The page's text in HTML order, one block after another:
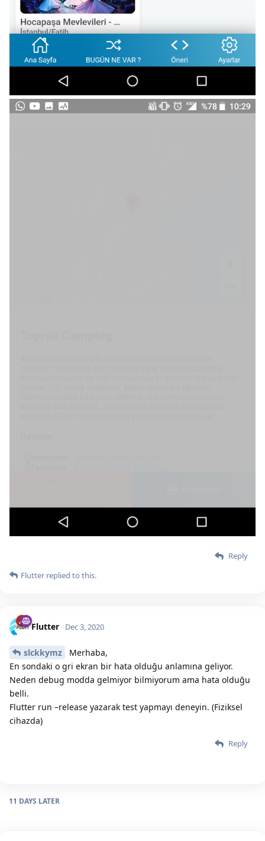
Reply
Flutter replied to this.
Flutter Dec 3, 2020
slckkymz
Merhaba,
En sondaki o gri ekran bir hata olduğu anlamına geliyor.
Neden debug modda gelmiyor bilmiyorum ama hata olduğu
belli.
Flutter run –release yazarak test yapmayı deneyin. (Fiziksel
cihazda)
Reply
11 DAYS LATER